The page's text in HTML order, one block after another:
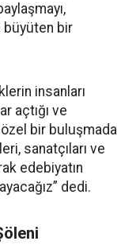
büyüten bir
insanları
açtığı ve
özel bir buluşmada
sanatçıları ve
edebiyatın
dedi.